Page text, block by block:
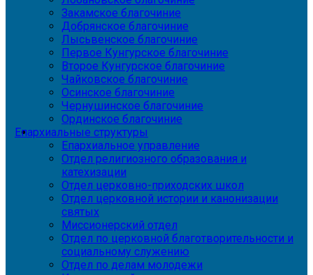
Закамское благочиние
Добрянское благочиние
Лысьвенское благочиние
Первое Кунгурское благочиние
Второе Кунгурское благочиние
Чайковское благочиние
Осинское благочиние
Чернушинское благочиние
Ординское благочиние
Епархиальные структуры
Епархиальное управление
Отдел религиозного образования и
катехизации
Отдел церковно-приходских школ
Отдел церковной истории и канонизации
святых
Миссионерский отдел
Отдел по церковной благотворительности и
социальному служению
Отдел по делам молодежи